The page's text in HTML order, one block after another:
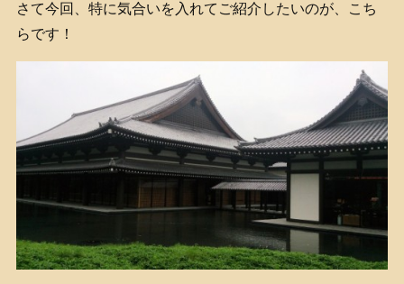
さて今回、特に気合いを入れてご紹介したいのが、こち
らです！